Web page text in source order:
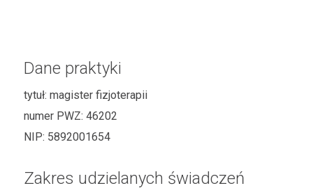
Dane praktyki
tytuł: magister fizjoterapii
numer PWZ: 46202
NIP: 5892001654
Zakres udzielanych świadczeń